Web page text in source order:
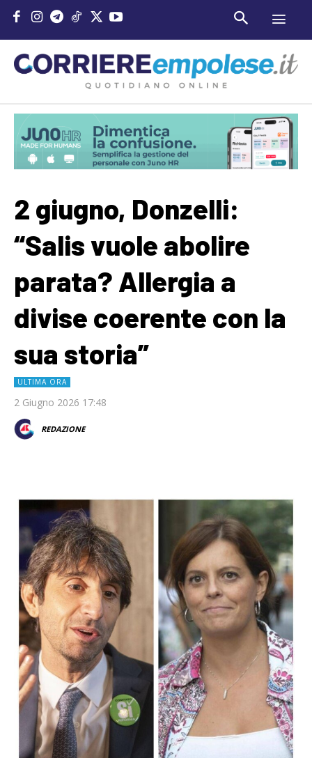
2 giugno, Donzelli:
“Salis vuole abolire
parata? Allergia a
divise coerente con la
sua storia”
ULTIMA ORA
2 Giugno 2026 17:48
REDAZIONE